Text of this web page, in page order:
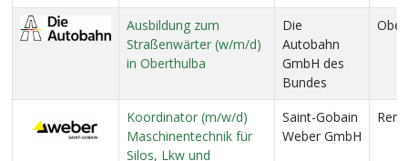
Ausbildung zum
Straßenwärter (w/m/d)
in Oberthulba
Die
Autobahn
GmbH des
Bundes
Koordinator (m/w/d)
Maschinentechnik für
Silos, Lkw und
Saint-Gobain
Weber GmbH